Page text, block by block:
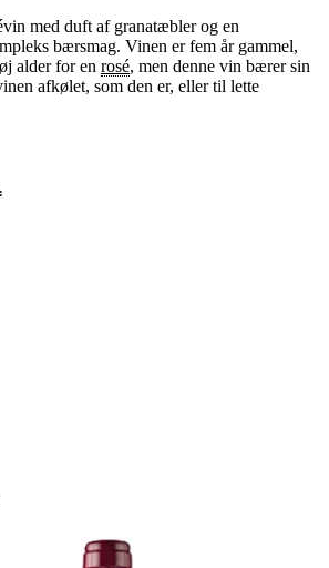
med duft af granatæbler og en
bærsmag. Vinen er fem år gammel,
alder for en rosé, men denne vin bærer sin
afkølet, som den er, eller til lette